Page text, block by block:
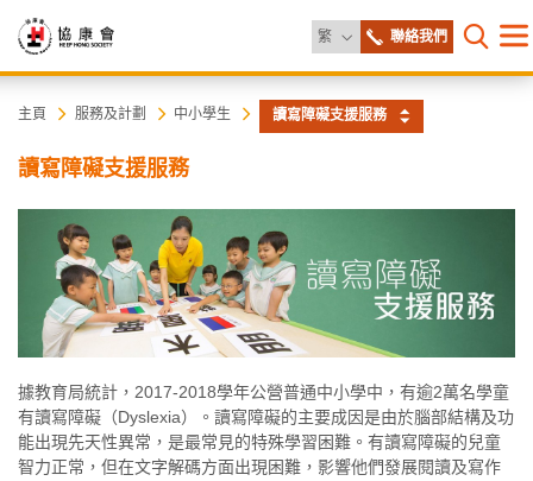
繁 更改語言聯絡我們
打開目
協
康
主頁 服務及計劃 中小學生 讀寫障礙支援服務
讀寫障礙支援服務
據教育局統計，2017-2018學年公營普通中小學中，有逾2萬名學童
有讀寫障礙（Dyslexia）。讀寫障礙的主要成因是由於腦部結構及功
能出現先天性異常，是最常見的特殊學習困難。有讀寫障礙的兒童
智力正常，但在文字解碼方面出現困難，影響他們發展閱讀及寫作